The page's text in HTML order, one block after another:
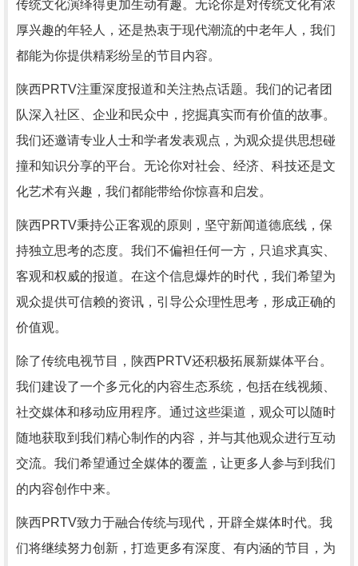
传统文化演绎得更加生动有趣。无论你是对传统文化有浓
厚兴趣的年轻人，还是热衷于现代潮流的中老年人，我们
都能为你提供精彩纷呈的节目内容。
陕西PRTV注重深度报道和关注热点话题。我们的记者团
队深入社区、企业和民众中，挖掘真实而有价值的故事。
我们还邀请专业人士和学者发表观点，为观众提供思想碰
撞和知识分享的平台。无论你对社会、经济、科技还是文
化艺术有兴趣，我们都能带给你惊喜和启发。
陕西PRTV秉持公正客观的原则，坚守新闻道德底线，保
持独立思考的态度。我们不偏袒任何一方，只追求真实、
客观和权威的报道。在这个信息爆炸的时代，我们希望为
观众提供可信赖的资讯，引导公众理性思考，形成正确的
价值观。
除了传统电视节目，陕西PRTV还积极拓展新媒体平台。
我们建设了一个多元化的内容生态系统，包括在线视频、
社交媒体和移动应用程序。通过这些渠道，观众可以随时
随地获取到我们精心制作的内容，并与其他观众进行互动
交流。我们希望通过全媒体的覆盖，让更多人参与到我们
的内容创作中来。
陕西PRTV致力于融合传统与现代，开辟全媒体时代。我
们将继续努力创新，打造更多有深度、有内涵的节目，为